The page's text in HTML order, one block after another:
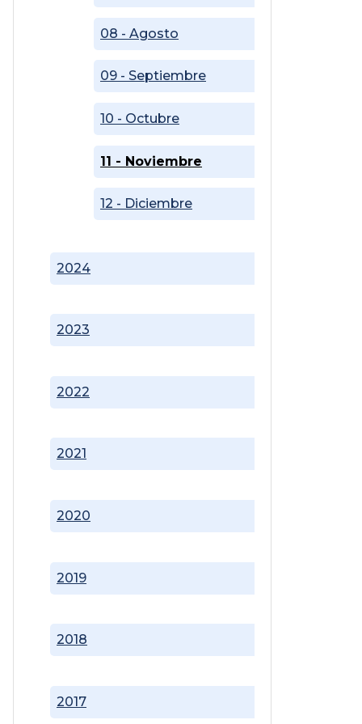
2017
2018
2019
2020
2021
2022
2023
2024
08 - Agosto
09 - Septiembre
10 - Octubre
11 - Noviembre
12 - Diciembre